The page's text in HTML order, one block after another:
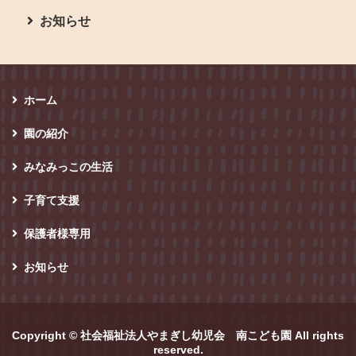
お知らせ
ホーム
園の紹介
みなみっこの生活
子育て支援
保護者様専用
お知らせ
Copyright © 社会福祉法人やまぎし幼児会 南こども園 All rights
reserved.